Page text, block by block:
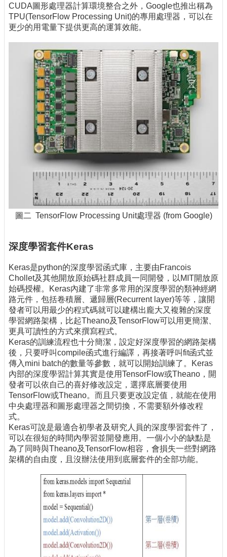
CUDA圖形處理器計算環境整合之外，Google也推出稱為
TPU(TensorFlow Processing Unit)的專用處理器，可以在
更少的用電量下提供更高的運算效能。
圖二 TensorFlow Processing Unit處理器 (from Google)
深度學習套件Keras
Keras是python的深度學習函式庫，主要由Francois
Chollet及其他開放原始碼社群成員一同開發，以MIT開放原
始碼授權。Keras內建了非常多常用的深度學習的類神經網
路元件，包括卷積層、遞歸層(Recurrent layer)等等，讓開
發者可以用最少的程式碼就可以建構出龐大又複雜的深度
學習網路架構，比起Theano及TensorFlow可以用更簡潔、
更具可讀性的方式來撰寫程式。
Keras的訓練流程也十分簡潔，設定好深度學習的網路架構
後，只要呼叫compile函式進行編譯，再接著呼叫fit函式並
傳入mini batch的數量等參數，就可以開始訓練了。Keras
內部的深度學習計算其實是使用TensorFlow或Theano，開
發者可以依自己的喜好修改設定，選擇底層要使用
TensorFlow或Theano。而且只要更改設定值，就能在使用
中央處理器和圖形處理器之間切換，不需要額外修改程
式。
Keras可說是最適合初學者及研究人員的深度學習套件了，
可以在很短的時間內學習並開發應用。一個小小的缺點是
為了同時與Theano及TensorFlow相容，會損失一些對網路
架構的自由度，且沒辦法使用到底層套件的全部功能。